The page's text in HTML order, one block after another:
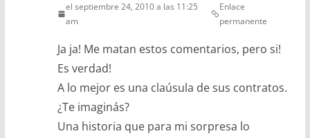
el septiembre 24, 2010 a las 11:25
am
Enlace
permanente
Ja ja! Me matan estos comentarios, pero si!
Es verdad!
A lo mejor es una claúsula de sus contratos.
¿Te imaginás?
Una historia que para mi sorpresa lo